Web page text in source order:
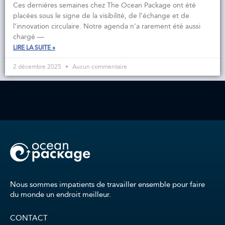
Ces dernières semaines chez The Ocean Package ont été
placées sous le signe de la visibilité, de l’échange et de
l’innovation circulaire. Notre agenda n’a rarement été aussi
chargé —
LIRE LA SUITE »
2 décembre 2025 Aucun commentaire
Nous sommes impatients de travailler ensemble pour faire
du monde un endroit meilleur.
CONTACT